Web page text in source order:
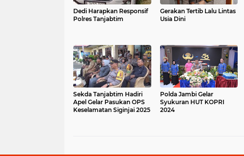
Dedi Harapkan Responsif
Polres Tanjabtim
Gerakan Tertib Lalu Lintas
Usia Dini
Sekda Tanjabtim Hadiri
Apel Gelar Pasukan OPS
Keselamatan Siginjai 2025
Polda Jambi Gelar
Syukuran HUT KOPRI
2024